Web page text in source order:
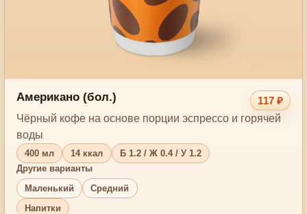
Американо (бол.)
117 ₽
Чёрный кофе на основе порции эспрессо и горячей
воды
400 мл 14 ккал
Б 1.2 / Ж 0.4 / У 1.2
Другие варианты
Маленький
Средний
Напитки